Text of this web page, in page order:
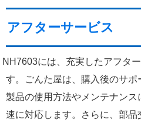
アフターサービス
NH7603には、充実したアフタ
す。ごんた屋は、購入後のサポ
製品の使用方法やメンテナン
速に対応します。さらに、部